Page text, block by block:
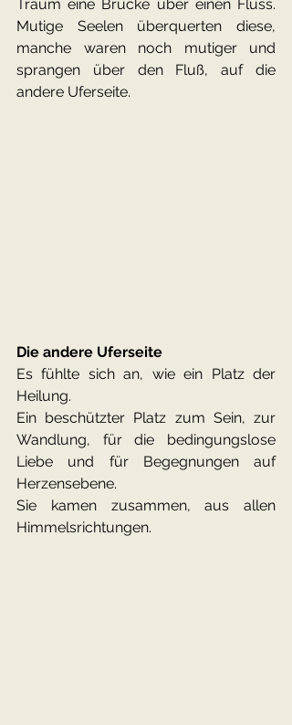
Traum eine Brücke über einen Fluss.
Mutige Seelen überquerten diese,
manche waren noch mutiger und
sprangen über den Fluß, auf die
andere Uferseite.
Die andere Uferseite
Es fühlte sich an, wie ein Platz der
Heilung.
Ein beschützter Platz zum Sein, zur
Wandlung, für die bedingungslose
Liebe und für Begegnungen auf
Herzensebene.
Sie kamen zusammen, aus allen
Himmelsrichtungen.